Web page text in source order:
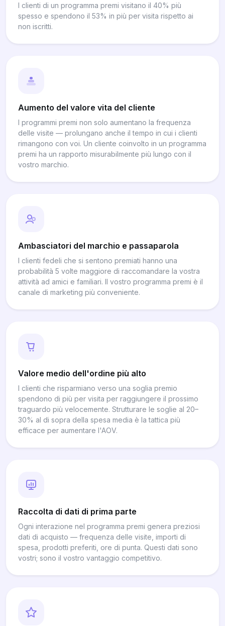
I clienti di un programma premi visitano il 40% più
spesso e spendono il 53% in più per visita rispetto ai
non iscritti.
Aumento del valore vita del cliente
I programmi premi non solo aumentano la frequenza
delle visite — prolungano anche il tempo in cui i clienti
rimangono con voi. Un cliente coinvolto in un programma
premi ha un rapporto misurabilmente più lungo con il
vostro marchio.
Ambasciatori del marchio e passaparola
I clienti fedeli che si sentono premiati hanno una
probabilità 5 volte maggiore di raccomandare la vostra
attività ad amici e familiari. Il vostro programma premi è il
canale di marketing più conveniente.
Valore medio dell'ordine più alto
I clienti che risparmiano verso una soglia premio
spendono di più per visita per raggiungere il prossimo
traguardo più velocemente. Strutturare le soglie al 20–
30% al di sopra della spesa media è la tattica più
efficace per aumentare l'AOV.
Raccolta di dati di prima parte
Ogni interazione nel programma premi genera preziosi
dati di acquisto — frequenza delle visite, importi di
spesa, prodotti preferiti, ore di punta. Questi dati sono
vostri; sono il vostro vantaggio competitivo.